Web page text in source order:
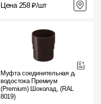
Цена 258 ₽/шт
Муфта соединительная для
водостока Премиум
(Premium) Шоколад, (RAL
8019)